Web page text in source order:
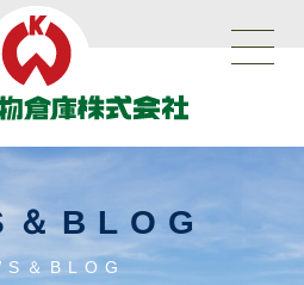
＆BLOG
＆BLOG